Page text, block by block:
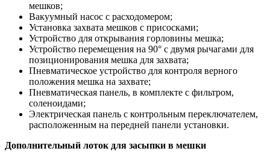
мешков;
Вакуумный насос с расходомером;
Установка захвата мешков с присосками;
Устройство для открывания горловины мешка;
Устройство перемещения на 90° с двумя рычагами для
позиционирования мешка для захвата;
Пневматическое устройство для контроля верного
положения мешка на захвате;
Пневматическая панель, в комплекте с фильтром,
соленоидами;
Электрическая панель с контрольным переключателем,
расположенным на передней панели установки.
Дополнительный лоток для засыпки в мешки